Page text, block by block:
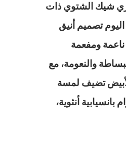
شيك الشتوي ذات
تصميم أنيق
ومفعمة
والنعومة، مع
تضيف لمسة
أنثوية،